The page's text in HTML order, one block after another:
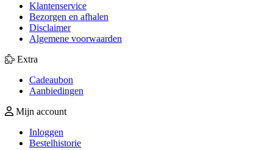
Klantenservice
Bezorgen en afhalen
Disclaimer
Algemene voorwaarden
Extra
Cadeaubon
Aanbiedingen
Mijn account
Inloggen
Bestelhistorie